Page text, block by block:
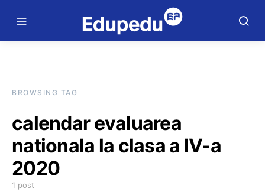
BROWSING TAG
calendar evaluarea
nationala la clasa a IV-a
2020
1 post